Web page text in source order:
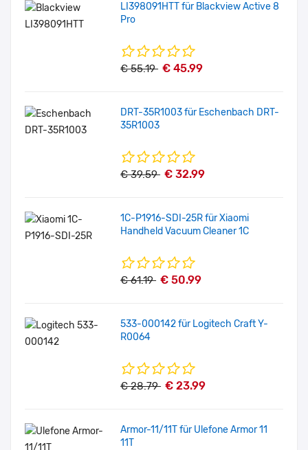
LI398091HTT für Blackview Active 8
Pro
€ 55.19 € 45.99
DRT-35R1003 für Eschenbach DRT-
35R1003
€ 39.59 € 32.99
1C-P1916-SDI-25R für Xiaomi
Handheld Vacuum Cleaner 1C
€ 61.19 € 50.99
533-000142 für Logitech Craft Y-
R0064
€ 28.79 € 23.99
Armor-11/11T für Ulefone Armor 11
11T